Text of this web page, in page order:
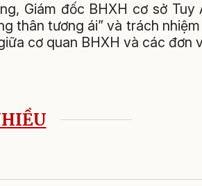
Giám đốc BHXH cơ sở
thân tương ái” và trách
cơ quan BHXH và các đơn